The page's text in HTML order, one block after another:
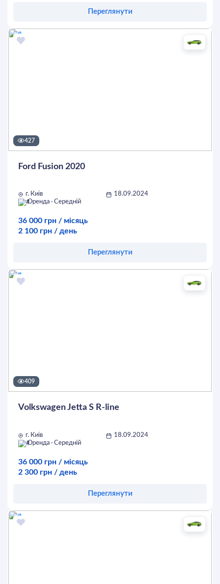
Переглянути
Оставить заявку
427
Ford Fusion 2020
г. Київ
18.09.2024
Оренда · Середній
36 000 грн / місяць
2 100 грн / день
Переглянути
Оставить заявку
409
Volkswagen Jetta S R-line
г. Київ
18.09.2024
Оренда · Середній
36 000 грн / місяць
2 300 грн / день
Переглянути
Оставить заявку